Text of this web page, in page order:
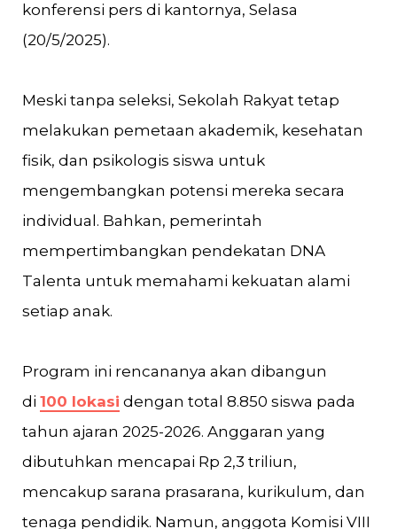
konferensi pers di kantornya, Selasa
(20/5/2025).
Meski tanpa seleksi, Sekolah Rakyat tetap
melakukan pemetaan akademik, kesehatan
fisik, dan psikologis siswa untuk
mengembangkan potensi mereka secara
individual. Bahkan, pemerintah
mempertimbangkan pendekatan DNA
Talenta untuk memahami kekuatan alami
setiap anak.
Program ini rencananya akan dibangun
di 100 lokasi dengan total 8.850 siswa pada
tahun ajaran 2025-2026. Anggaran yang
dibutuhkan mencapai Rp 2,3 triliun,
mencakup sarana prasarana, kurikulum, dan
tenaga pendidik. Namun, anggota Komisi VIII